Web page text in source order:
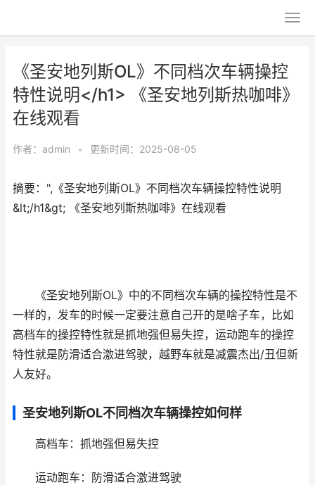
《圣安地列斯OL》不同档次车辆操控
特性说明</h1> 《圣安地列斯热咖啡》
在线观看
作者： admin • 更新时间：2025-08-05
摘要：",《圣安地列斯OL》不同档次车辆操控特性说明
&lt;/h1&gt; 《圣安地列斯热咖啡》在线观看
《圣安地列斯OL》中的不同档次车辆的操控特性是不
一样的，发车的时候一定要注意自己开的是啥子车，比如
高档车的操控特性就是抓地强但易失控，运动跑车的操控
特性就是防滑适合激进驾驶，越野车就是减震杰出/丑但新
人友好。
圣安地列斯OL不同档次车辆操控如何样
高档车：抓地强但易失控
运动跑车：防滑适合激进驾驶